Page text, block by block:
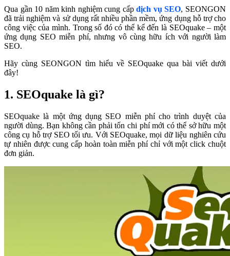
Qua gần 10 năm kinh nghiệm cung cấpdịch vụ SEO, SEONGON
đã trải nghiệm và sử dụng rất nhiều phần mềm, ứng dụng hỗ trợ cho
công việc của mình. Trong số đó có thể kể đến là SEOquake – một
ứng dụng SEO miễn phí, nhưng vô cùng hữu ích với người làm
SEO.
Hãy cùng SEONGON tìm hiểu về SEOquake qua bài viết dưới
đây!
1. SEOquake là gì?
SEOquake là một ứng dụng SEO miễn phí cho trình duyệt của
người dùng. Bạn không cần phải tốn chi phí mới có thể sở hữu một
công cụ hỗ trợ SEO tối ưu. Với SEOquake, mọi dữ liệu nghiên cứu
tự nhiên được cung cấp hoàn toàn miễn phí chỉ với một click chuột
đơn giản.